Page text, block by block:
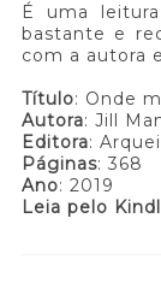
É uma
bastante e
com a autora
Título: Onde
Autora: Jill
Editora:
Páginas: 368
Ano: 2019
Leia pelo